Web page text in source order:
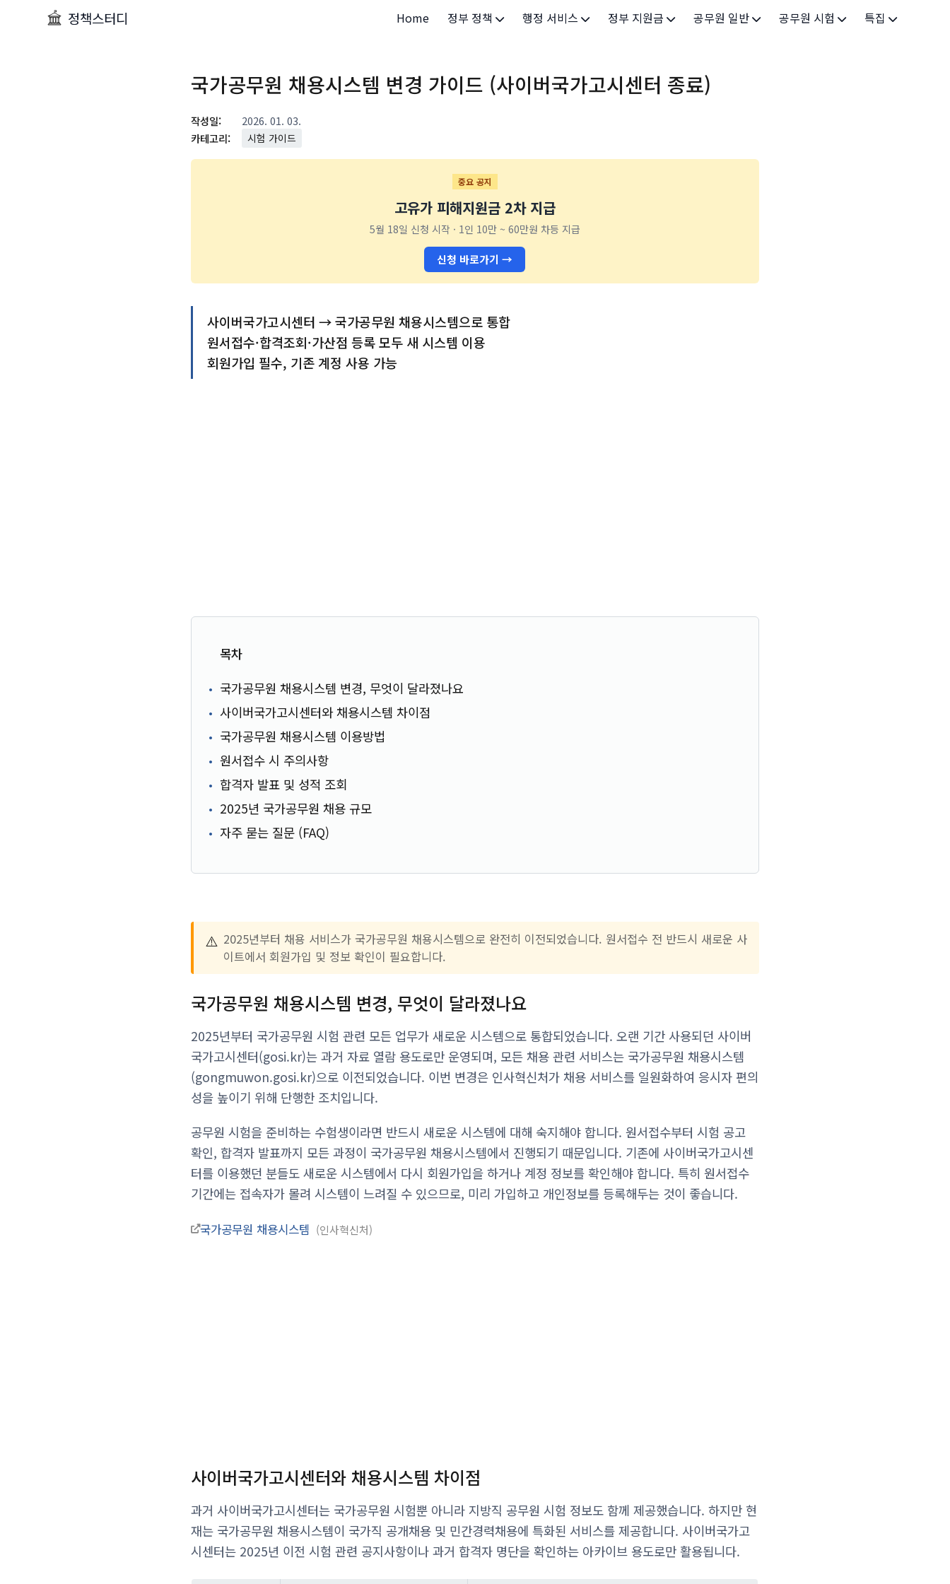
정책스터디 Home 정부 정책
정부 정책
행정 서비스
보조금24
세무/납부
기타 서비스
정부 지원금
소상공인
공무원 일반
공무원 제도
공무원 시험 특집
국가공무원 채용시스템 변경 가이드 (사이버국가고시센터 종료)
작성일:
2026. 01. 03.
카테고리:
시험 가이드
중요 공지
고유가 피해지원금 2차 지급
5월 18일 신청 시작 · 1인 10만 ~ 60만원 차등 지급
신청 바로가기 →
사이버국가고시센터 → 국가공무원 채용시스템으로 통합
원서접수·합격조회·가산점 등록 모두 새 시스템 이용
회원가입 필수, 기존 계정 사용 가능
목차
국가공무원 채용시스템 변경, 무엇이 달라졌나요
사이버국가고시센터와 채용시스템 차이점
국가공무원 채용시스템 이용방법
원서접수 시 주의사항
합격자 발표 및 성적 조회
2025년 국가공무원 채용 규모
자주 묻는 질문 (FAQ)
⚠️ 2025년부터 채용 서비스가 국가공무원 채용시스템으로 완전히 이전되었습니다. 원서접수 전 반드시 새로운 사
이트에서 회원가입 및 정보 확인이 필요합니다.
국가공무원 채용시스템 변경, 무엇이 달라졌나요
2025년부터 국가공무원 시험 관련 모든 업무가 새로운 시스템으로 통합되었습니다. 오랜 기간 사용되던 사이버
국가고시센터(gosi.kr)는 과거 자료 열람 용도로만 운영되며, 모든 채용 관련 서비스는 국가공무원 채용시스템
(gongmuwon.gosi.kr)으로 이전되었습니다. 이번 변경은 인사혁신처가 채용 서비스를 일원화하여 응시자 편의
성을 높이기 위해 단행한 조치입니다.
공무원 시험을 준비하는 수험생이라면 반드시 새로운 시스템에 대해 숙지해야 합니다. 원서접수부터 시험 공고
확인, 합격자 발표까지 모든 과정이 국가공무원 채용시스템에서 진행되기 때문입니다. 기존에 사이버국가고시센
터를 이용했던 분들도 새로운 시스템에서 다시 회원가입을 하거나 계정 정보를 확인해야 합니다. 특히 원서접수
기간에는 접속자가 몰려 시스템이 느려질 수 있으므로, 미리 가입하고 개인정보를 등록해두는 것이 좋습니다.
국가공무원 채용시스템 인사혁신처
사이버국가고시센터와 채용시스템 차이점
과거 사이버국가고시센터는 국가공무원 시험뿐 아니라 지방직 공무원 시험 정보도 함께 제공했습니다. 하지만 현
재는 국가공무원 채용시스템이 국가직 공개채용 및 민간경력채용에 특화된 서비스를 제공합니다. 사이버국가고
시센터는 2025년 이전 시험 관련 공지사항이나 과거 합격자 명단을 확인하는 아카이브 용도로만 활용됩니다.